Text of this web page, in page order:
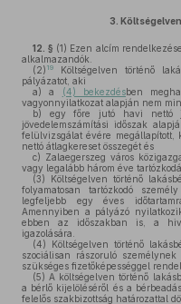
3.
12. § (1) Ezen alcím
alkalmazandók.
(2) 19
Költségelven történő
pályázatot, aki
a) a (4) bekezdésben
vagyonnyilatkozat alapján nem
b) egy főre jutó havi nettó
jövedelemszámítási időszak
felülvizsgálat évére megállapított,
nettó átlagkereset összegét és
c) Zalaegerszeg város
vagy legalább három éve
(3) Költségelven történő
folyamatosan tartózkodó
legfeljebb egy éves
Amennyiben a pályázó
ebben az időszakban is, a
igazolására.
(4) Költségelven történő
szociálisan rászoruló
szükséges fizetőképességgel
(5) A költségelven történő
a bérlő kijelöléséről és a
felelős szakbizottság határozattal